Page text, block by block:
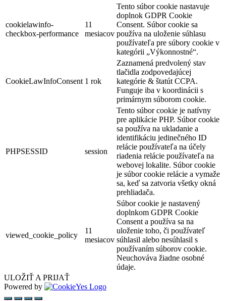
cookielawinfo-
checkbox-performance
11
mesiacov
Tento súbor cookie nastavuje
doplnok GDPR Cookie
Consent. Súbor cookie sa
používa na uloženie súhlasu
používateľa pre súbory cookie v
kategórii „Výkonnostné“.
CookieLawInfoConsent 1 rok
Zaznamená predvolený stav
tlačidla zodpovedajúcej
kategórie & štatút CCPA.
Funguje iba v koordinácii s
primárnym súborom cookie.
PHPSESSID session
Tento súbor cookie je natívny
pre aplikácie PHP. Súbor cookie
sa používa na ukladanie a
identifikáciu jedinečného ID
relácie používateľa na účely
riadenia relácie používateľa na
webovej lokalite. Súbor cookie
je súbor cookie relácie a vymaže
sa, keď sa zatvoria všetky okná
prehliadača.
viewed_cookie_policy
11
mesiacov
Súbor cookie je nastavený
doplnkom GDPR Cookie
Consent a používa sa na
uloženie toho, či používateľ
súhlasil alebo nesúhlasil s
používaním súborov cookie.
Neuchováva žiadne osobné
údaje.
ULOŽIŤ A PRIJAŤ
Powered by